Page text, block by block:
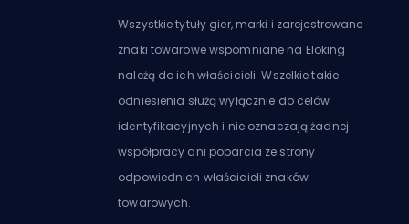
Wszystkie tytuły gier, marki i zarejestrowane
znaki towarowe wspomniane na Eloking
należą do ich właścicieli. Wszelkie takie
odniesienia służą wyłącznie do celów
identyfikacyjnych i nie oznaczają żadnej
współpracy ani poparcia ze strony
odpowiednich właścicieli znaków
towarowych.